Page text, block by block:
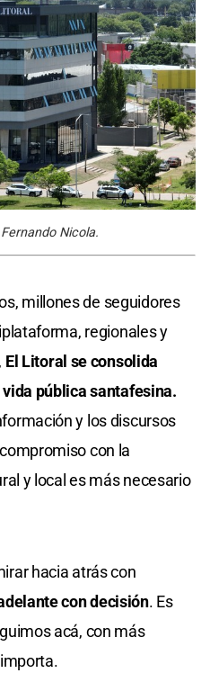
Nicola.
millones de seguidores
regionales y
El Litoral se consolida
pública santafesina.
y los discursos
con la
y local es más necesario
hacia atrás con
con decisión. Es
acá, con más